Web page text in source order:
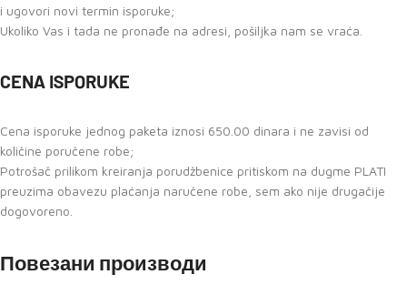
i ugovori novi termin isporuke;
Ukoliko Vas i tada ne pronađe na adresi, pošiljka nam se vraća.
CENA ISPORUKE
Cena isporuke jednog paketa iznosi 650.00 dinara i ne zavisi od
količine poručene robe;
Potrošač prilikom kreiranja porudžbenice pritiskom na dugme PLATI
preuzima obavezu plaćanja naručene robe, sem ako nije drugačije
dogovoreno.
Повезани производи